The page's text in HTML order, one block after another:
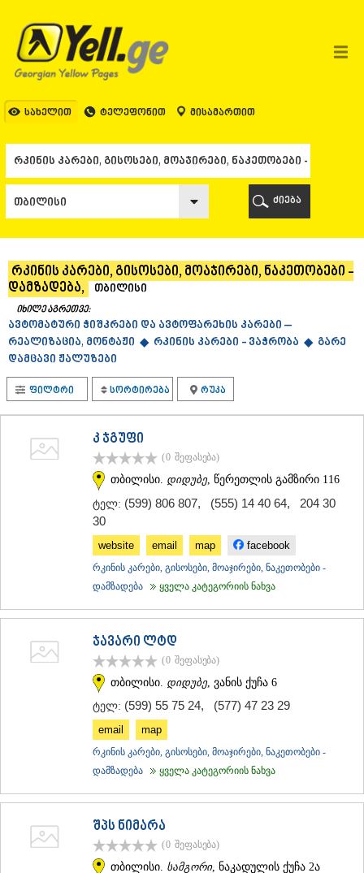
სახელით ტელეფონით მისამართით
ᲗᲑᲘᲚᲘᲡᲘ
ᲗᲑᲘᲚᲘᲡᲘ
ᲐᲤᲮᲐᲖᲔᲗᲘ
ᲒᲐᲚᲘ
ᲑᲐᲗᲣᲛᲘ
ᲥᲝᲑᲣᲚᲔᲗᲘ
ᲨᲣᲐᲮᲔᲕᲘ
ᲩᲐᲥᲕᲘ
ᲝᲖᲣᲠᲒᲔᲗᲘ
ᲩᲝᲮᲐᲢᲐᲣᲠᲘ
ᲣᲠᲔᲙᲘ
ᲘᲛᲔᲠᲔᲗᲘ
ᲑᲐᲦᲓᲐᲗᲘ
ᲕᲐᲜᲘ
ᲖᲔᲡᲢᲐᲤᲝᲜᲘ
ᲗᲔᲠᲯᲝᲚᲐ
ᲡᲐᲛᲢᲠᲔᲓᲘᲐ
ᲥᲣᲗᲐᲘᲡᲘ
ᲬᲧᲐᲚᲢᲣᲑᲝ
ᲓᲔᲓᲝᲤᲚᲘᲡᲬᲧᲐᲠᲝ
ᲡᲐᲒᲐᲠᲔᲯᲝ
ᲡᲘᲦᲜᲐᲦᲘ
ᲧᲕᲐᲠᲔᲚᲘ
ᲛᲪᲮᲔᲗᲐ–ᲛᲗᲘᲐᲜᲔᲗᲘ
ᲡᲢᲔᲤᲐᲜᲬᲛᲘᲜᲓᲐ (ᲧᲐᲖᲑᲔᲒᲘ)
ᲠᲐᲭᲐ-ᲚᲔᲩᲮᲣᲛᲘ/ᲥᲕᲔᲛᲝ ᲡᲕᲐᲜᲔᲗᲘ
ᲐᲛᲑᲠᲝᲚᲐᲣᲠᲘ
ᲚᲔᲜᲢᲔᲮᲘ
ძიება
რკინის კარები, გისოსები, მოაჯირები, ნაკეთობები -
დამზადება,
თბილისი
იხილე აგრეთვე:
ავტომატური ჭიშკრები და ავტოფარეხის კარები –
რეალიზაცია, მონტაჟი ◆ რკინის კარები - ვაჭრობა ◆ გარე
დამცავი ჟალუზები
ფილტრი სორტირება რუკა
კ ჯგუფი
(0 შეფასება)
თბილისი. დიდუბე , წერეთლის გამზირი 116
ტელ: (599) 806 807, (555) 14 40 64, 204 30
30
website email map facebook
რკინის კარები, გისოსები, მოაჯირები, ნაკეთობები -
დამზადება
ყველა კატეგორიის ნახვა
ჯავარი ლტდ
(0 შეფასება)
თბილისი. დიდუბე , ვანის ქუჩა 6
ტელ: (599) 55 75 24, (577) 47 23 29
email map
რკინის კარები, გისოსები, მოაჯირები, ნაკეთობები -
დამზადება
ყველა კატეგორიის ნახვა
შპს ნიმარა
(0 შეფასება)
თბილისი. სამგორი, ნაკადულის ქუჩა 2ა